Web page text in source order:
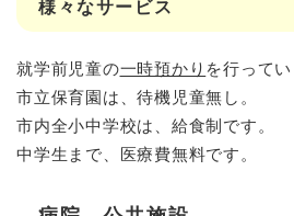
様々なサービス
就学前児童の一時預かり を行ってい
市立保育園は、待機児童無し。
市内全小中学校は、給食制です。
中学生まで、医療費無料です。